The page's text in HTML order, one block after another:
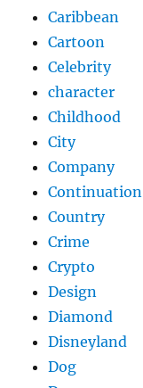
Caribbean
Cartoon
Celebrity
character
Childhood
City
Company
Continuation
Country
Crime
Crypto
Design
Diamond
Disneyland
Dog